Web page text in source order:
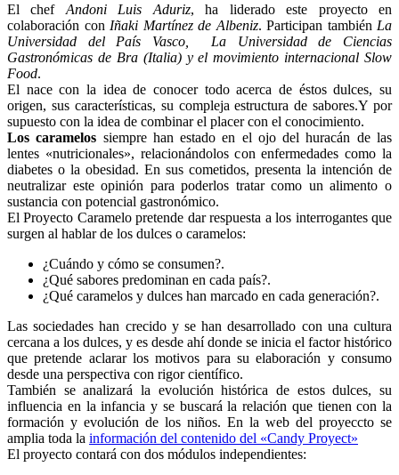
El chef Andoni Luis Aduriz, ha liderado este proyecto en
colaboración con Iñaki Martínez de Albeniz. Participan también La
Universidad del País Vasco, La Universidad de Ciencias
Gastronómicas de Bra (Italia) y el movimiento internacional Slow
Food.
El nace con la idea de conocer todo acerca de éstos dulces, su
origen, sus características, su compleja estructura de sabores.Y por
supuesto con la idea de combinar el placer con el conocimiento.
Los caramelos siempre han estado en el ojo del huracán de las
lentes «nutricionales», relacionándolos con enfermedades como la
diabetes o la obesidad. En sus cometidos, presenta la intención de
neutralizar este opinión para poderlos tratar como un alimento o
sustancia con potencial gastronómico.
El Proyecto Caramelo pretende dar respuesta a los interrogantes que
surgen al hablar de los dulces o caramelos:
¿Cuándo y cómo se consumen?.
¿Qué sabores predominan en cada país?.
¿Qué caramelos y dulces han marcado en cada generación?.
Las sociedades han crecido y se han desarrollado con una cultura
cercana a los dulces, y es desde ahí donde se inicia el factor histórico
que pretende aclarar los motivos para su elaboración y consumo
desde una perspectiva con rigor científico.
También se analizará la evolución histórica de estos dulces, su
influencia en la infancia y se buscará la relación que tienen con la
formación y evolución de los niños. En la web del proyeccto se
amplia toda la información del contenido del «Candy Proyect»
El proyecto contará con dos módulos independientes: